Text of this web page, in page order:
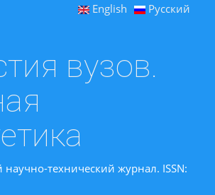
English Русский
вузов.
технический журнал. ISSN: